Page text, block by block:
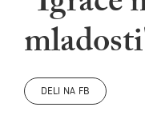
DELI NA FB